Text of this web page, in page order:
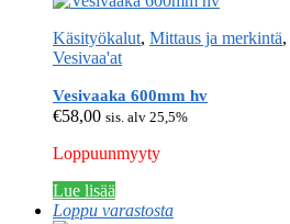
Käsityökalut, Mittaus ja merkintä,
Vesivaa'at
Vesivaaka 600mm hv
€58,00 sis. alv 25,5%
Loppuunmyyty
Lue lisää
Loppu varastosta